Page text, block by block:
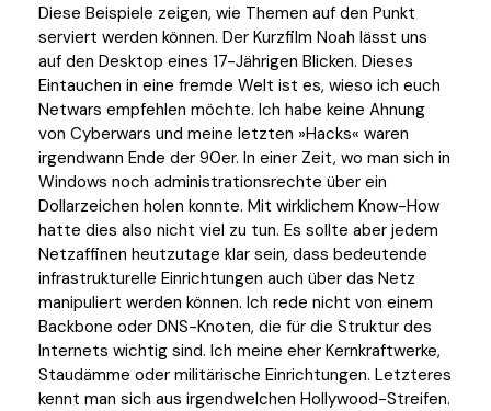
Diese Beispiele zeigen, wie Themen auf den Punkt
serviert werden können. Der Kurzfilm Noah lässt uns
auf den Desktop eines 17-Jährigen Blicken. Dieses
Eintauchen in eine fremde Welt ist es, wieso ich euch
Netwars empfehlen möchte. Ich habe keine Ahnung
von Cyberwars und meine letzten »Hacks« waren
irgendwann Ende der 90er. In einer Zeit, wo man sich in
Windows noch administrationsrechte über ein
Dollarzeichen holen konnte. Mit wirklichem Know-How
hatte dies also nicht viel zu tun. Es sollte aber jedem
Netzaffinen heutzutage klar sein, dass bedeutende
infrastrukturelle Einrichtungen auch über das Netz
manipuliert werden können. Ich rede nicht von einem
Backbone oder DNS-Knoten, die für die Struktur des
Internets wichtig sind. Ich meine eher Kernkraftwerke,
Staudämme oder militärische Einrichtungen. Letzteres
kennt man sich aus irgendwelchen Hollywood-Streifen.